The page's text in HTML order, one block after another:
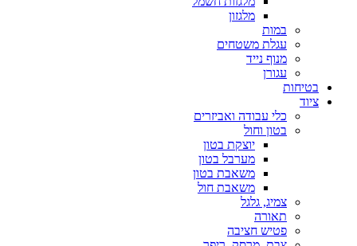
מלגזון
במות
עגלת משטחים
מנוף נייד
עגורן
בטיחות
ציוד
כלי עבודה ואביזרים
בטון וחול
יוצקת בטון
מערבל בטון
משאבת בטון
משאבת חול
צמיג, גלגל
תאורה
פטיש חציבה